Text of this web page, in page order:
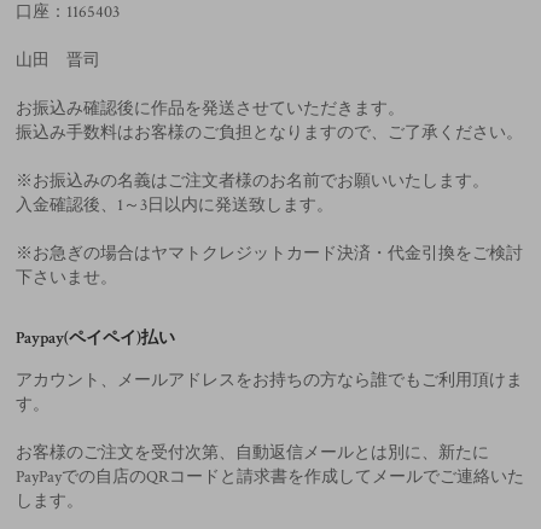
口座：1165403
山田 晋司
お振込み確認後に作品を発送させていただきます。
振込み手数料はお客様のご負担となりますので、ご了承ください。
※お振込みの名義はご注文者様のお名前でお願いいたします。
入金確認後、1～3日以内に発送致します。
※お急ぎの場合はヤマトクレジットカード決済・代金引換をご検討
下さいませ。
Paypay(ペイペイ)払い
アカウント、メールアドレスをお持ちの方なら誰でもご利用頂けま
す。
お客様のご注文を受付次第、自動返信メールとは別に、新たに
PayPayでの自店のQRコードと請求書を作成してメールでご連絡いた
します。